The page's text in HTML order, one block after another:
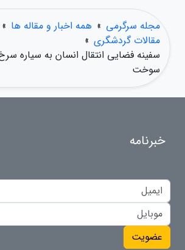
مجله سرگرمی » همه اخبار و مقاله ها »
مقالات گردشگری »
سفینه فضایی انتقال انسان به سیاره
سوخت
خبرنامه
عضویت